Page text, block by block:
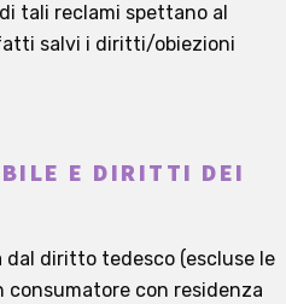
tali reclami spettano al
salvi i diritti/obiezioni
E DIRITTI DEI
dal diritto tedesco (escluse le
consumatore con residenza